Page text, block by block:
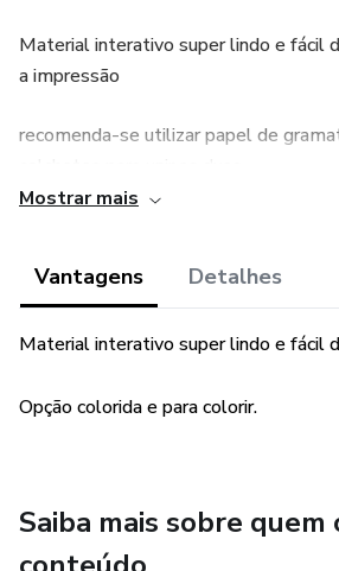
Material interativo super lindo e fácil
a impressão
recomenda-se utilizar papel de
Objetivos da proposta:
Reconhecimento das vogais
Identificar figuras que iniciam com
Aumento no repertório de palavras
Mostrar mais
Vantagens Detalhes
Material interativo super lindo e fácil
Opção colorida e para colorir.
Saiba mais sobre quem